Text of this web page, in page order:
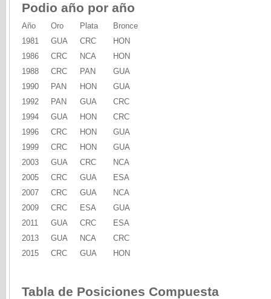
Podio año por año
Año Oro Plata
Bronce
1981
GUA CRC
HON
1986
CRC NCA
HON
1988
CRC PAN
GUA
1990
PAN HON
GUA
1992
1994
1996
1999
2003
2005
2007
2009
2011
2013
2015
PAN
GUA
CRC
CRC
GUA
CRC
CRC
CRC
GUA
GUA
CRC
GUA
HON
HON
HON
CRC
GUA
GUA
ESA
CRC
NCA
GUA
CRC
CRC
GUA
GUA
NCA
ESA
NCA
GUA
ESA
CRC
HON
Tabla de Posiciones Compuesta